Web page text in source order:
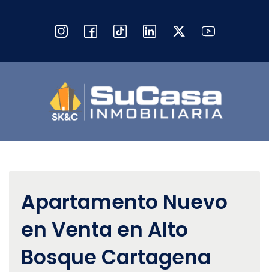
Apartamento Nuevo
en Venta en Alto
Bosque Cartagena